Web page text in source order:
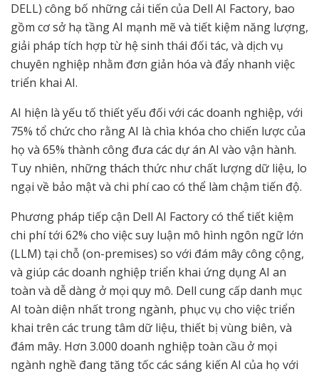
DELL) công bố những cải tiến của Dell AI Factory, bao
gồm cơ sở hạ tầng AI mạnh mẽ và tiết kiệm năng lượng,
giải pháp tích hợp từ hệ sinh thái đối tác, và dịch vụ
chuyên nghiệp nhằm đơn giản hóa và đẩy nhanh việc
triển khai AI.
AI hiện là yếu tố thiết yếu đối với các doanh nghiệp, với
75% tổ chức cho rằng AI là chìa khóa cho chiến lược của
họ và 65% thành công đưa các dự án AI vào vận hành.
Tuy nhiên, những thách thức như chất lượng dữ liệu, lo
ngại về bảo mật và chi phí cao có thể làm chậm tiến độ.
Phương pháp tiếp cận Dell AI Factory có thể tiết kiệm
chi phí tới 62% cho việc suy luận mô hình ngôn ngữ lớn
(LLM) tại chỗ (on-premises) so với đám mây công cộng,
và giúp các doanh nghiệp triển khai ứng dụng AI an
toàn và dễ dàng ở mọi quy mô. Dell cung cấp danh mục
AI toàn diện nhất trong ngành, phục vụ cho việc triển
khai trên các trung tâm dữ liệu, thiết bị vùng biên, và
đám mây. Hơn 3.000 doanh nghiệp toàn cầu ở mọi
ngành nghề đang tăng tốc các sáng kiến AI của họ với